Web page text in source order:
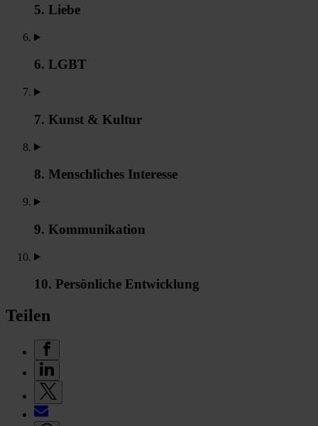
5. Liebe
6. LGBT
7. Kunst & Kultur
8. Menschliches Interesse
9. Kommunikation
10. Persönliche Entwicklung
Teilen